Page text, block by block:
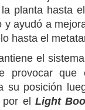
planta hasta
y ayudó a
hasta el
el
provocar
su posición
por elLight